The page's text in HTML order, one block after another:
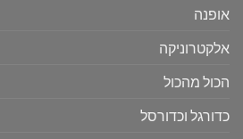
אופנה
אלקטרוניקה
הכול מהכול
כדורגל וכדורסל